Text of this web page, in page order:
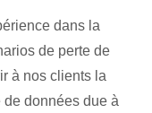
dans la
de perte de
à nos clients la
données due à